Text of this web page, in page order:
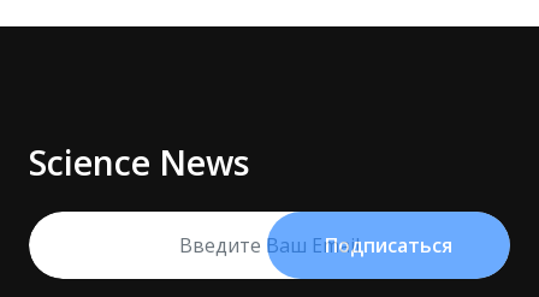
Science News
Подписаться